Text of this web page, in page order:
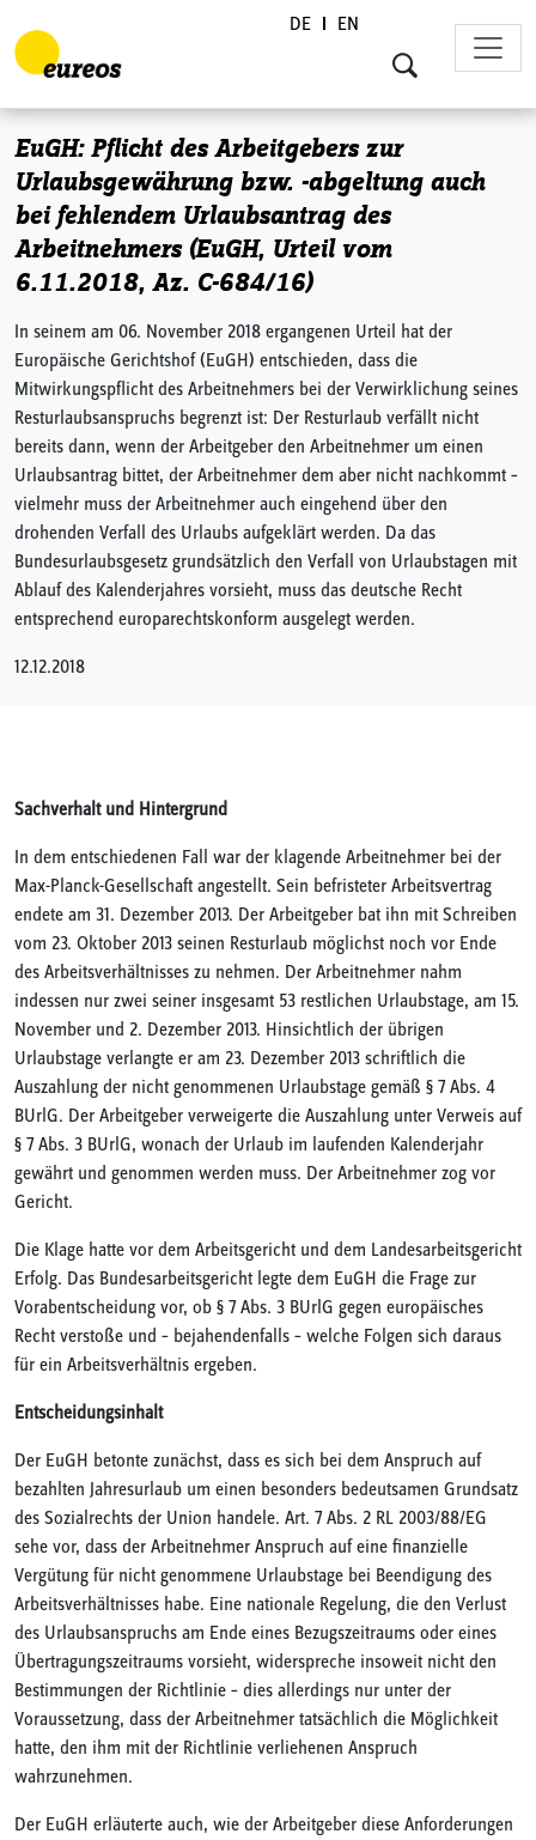
Skip to content
DE EN
EuGH: Pflicht des Arbeitgebers zur
Urlaubsgewährung bzw. -abgeltung auch
bei fehlendem Urlaubsantrag des
Arbeitnehmers (EuGH, Urteil vom
6.11.2018, Az. C-684/16)
In seinem am 06. November 2018 ergangenen Urteil hat der
Europäische Gerichtshof (EuGH) entschieden, dass die
Mitwirkungspflicht des Arbeitnehmers bei der Verwirklichung seines
Resturlaubsanspruchs begrenzt ist: Der Resturlaub verfällt nicht
bereits dann, wenn der Arbeitgeber den Arbeitnehmer um einen
Urlaubsantrag bittet, der Arbeitnehmer dem aber nicht nachkommt –
vielmehr muss der Arbeitnehmer auch eingehend über den
drohenden Verfall des Urlaubs aufgeklärt werden. Da das
Bundesurlaubsgesetz grundsätzlich den Verfall von Urlaubstagen mit
Ablauf des Kalenderjahres vorsieht, muss das deutsche Recht
entsprechend europarechtskonform ausgelegt werden.
12.12.2018
Sachverhalt und Hintergrund
In dem entschiedenen Fall war der klagende Arbeitnehmer bei der
Max-Planck-Gesellschaft angestellt. Sein befristeter Arbeitsvertrag
endete am 31. Dezember 2013. Der Arbeitgeber bat ihn mit Schreiben
vom 23. Oktober 2013 seinen Resturlaub möglichst noch vor Ende
des Arbeitsverhältnisses zu nehmen. Der Arbeitnehmer nahm
indessen nur zwei seiner insgesamt 53 restlichen Urlaubstage, am 15.
November und 2. Dezember 2013. Hinsichtlich der übrigen
Urlaubstage verlangte er am 23. Dezember 2013 schriftlich die
Auszahlung der nicht genommenen Urlaubstage gemäß § 7 Abs. 4
BUrlG. Der Arbeitgeber verweigerte die Auszahlung unter Verweis auf
§ 7 Abs. 3 BUrlG, wonach der Urlaub im laufenden Kalenderjahr
gewährt und genommen werden muss. Der Arbeitnehmer zog vor
Gericht.
Die Klage hatte vor dem Arbeitsgericht und dem Landesarbeitsgericht
Erfolg. Das Bundesarbeitsgericht legte dem EuGH die Frage zur
Vorabentscheidung vor, ob § 7 Abs. 3 BUrlG gegen europäisches
Recht verstoße und – bejahendenfalls – welche Folgen sich daraus
für ein Arbeitsverhältnis ergeben.
Entscheidungsinhalt
Der EuGH betonte zunächst, dass es sich bei dem Anspruch auf
bezahlten Jahresurlaub um einen besonders bedeutsamen Grundsatz
des Sozialrechts der Union handele. Art. 7 Abs. 2 RL 2003/88/EG
sehe vor, dass der Arbeitnehmer Anspruch auf eine finanzielle
Vergütung für nicht genommene Urlaubstage bei Beendigung des
Arbeitsverhältnisses habe. Eine nationale Regelung, die den Verlust
des Urlaubsanspruchs am Ende eines Bezugszeitraums oder eines
Übertragungszeitraums vorsieht, widerspreche insoweit nicht den
Bestimmungen der Richtlinie – dies allerdings nur unter der
Voraussetzung, dass der Arbeitnehmer tatsächlich die Möglichkeit
hatte, den ihm mit der Richtlinie verliehenen Anspruch
wahrzunehmen.
Der EuGH erläuterte auch, wie der Arbeitgeber diese Anforderungen